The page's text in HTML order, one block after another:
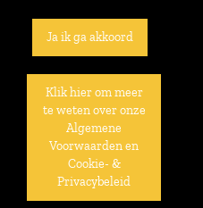
Ja ik ga akkoord
Klik hier om meer
te weten over onze
Algemene
Voorwaarden en
Cookie- &
Privacybeleid